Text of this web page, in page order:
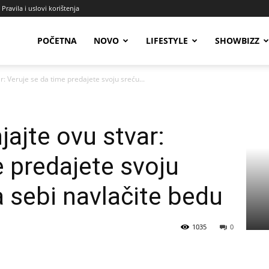
Pravila i uslovi korištenja
POČETNA NOVO LIFESTYLE SHOWBIZZ
Veruje se da time predajete svoju sreću...
ovu stvar:
predajete svoju
sebi navlačite bedu
0
1035